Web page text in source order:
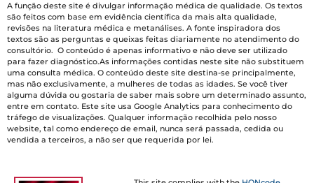
A função deste site é divulgar informação médica de qualidade. Os textos
são feitos com base em evidência científica da mais alta qualidade,
revisões na literatura médica e metanálises. A fonte inspiradora dos
textos são as perguntas e queixas feitas diariamente no atendimento do
consultório. O conteúdo é apenas informativo e não deve ser utilizado
para fazer diagnóstico.As informações contidas neste site não substituem
uma consulta médica. O conteúdo deste site destina-se principalmente,
mas não exclusivamente, a mulheres de todas as idades. Se você tiver
alguma dúvida ou gostaria de saber mais sobre um determinado assunto,
entre em contato. Este site usa Google Analytics para conhecimento do
tráfego de visualizações. Qualquer informação recolhida pelo nosso
website, tal como endereço de email, nunca será passada, cedida ou
vendida a terceiros, a não ser que requerida por lei.